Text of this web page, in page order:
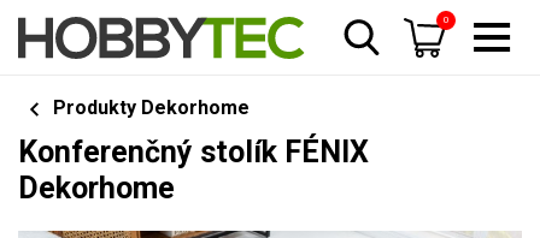
0
Produkty Dekorhome
Konferenčný stolík FÉNIX
Dekorhome